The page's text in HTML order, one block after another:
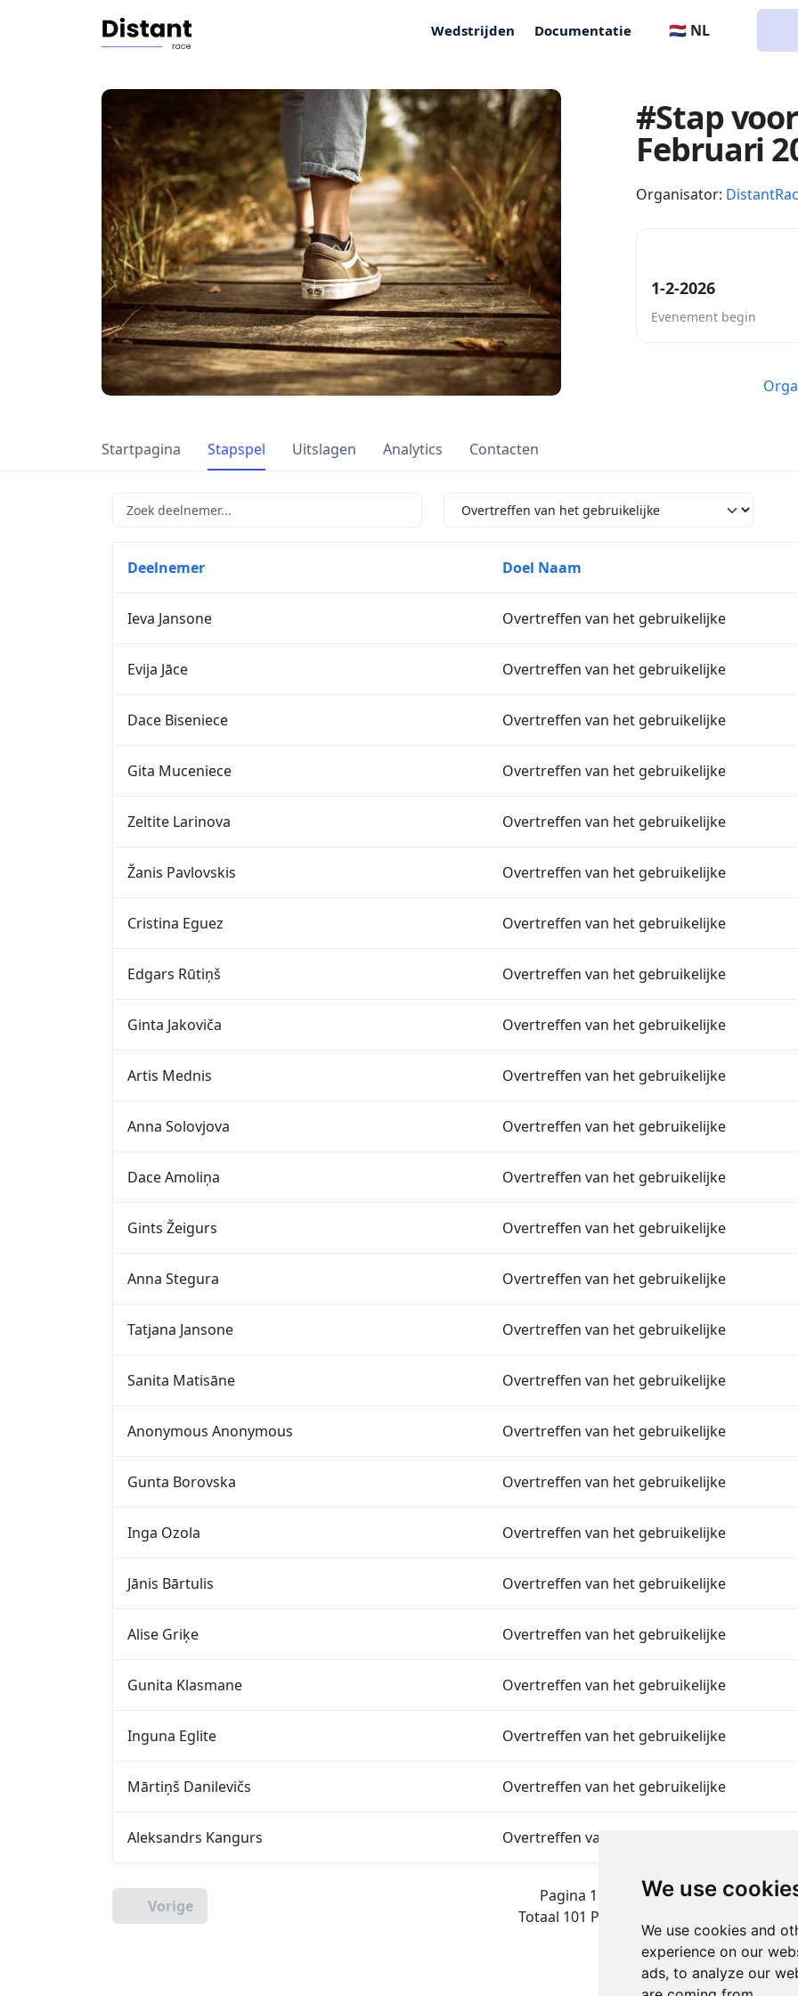
We use
We use cookies and
experience on our
ads, to analyze our
Wedstrijden Documentatie 🇳🇱 NL
#Stap
Februari
Organisator:
1-2-2026
Evenement begin
Startpagina Stapspel Uitslagen Analytics Contacten
Deelnemer Doel Naam
Ieva Jansone Overtreffen van het gebruikelijke
Evija Jāce Overtreffen van het gebruikelijke
Dace Biseniece Overtreffen van het gebruikelijke
Gita Muceniece Overtreffen van het gebruikelijke
Zeltite Larinova Overtreffen van het gebruikelijke
Žanis Pavlovskis Overtreffen van het gebruikelijke
Cristina Eguez Overtreffen van het gebruikelijke
Edgars Rūtiņš Overtreffen van het gebruikelijke
Ginta Jakoviča Overtreffen van het gebruikelijke
Artis Mednis Overtreffen van het gebruikelijke
Anna Solovjova Overtreffen van het gebruikelijke
Dace Amoliņa Overtreffen van het gebruikelijke
Gints Žeigurs Overtreffen van het gebruikelijke
Anna Stegura Overtreffen van het gebruikelijke
Tatjana Jansone Overtreffen van het gebruikelijke
Sanita Matisāne Overtreffen van het gebruikelijke
Anonymous Anonymous Overtreffen van het gebruikelijke
Gunta Borovska Overtreffen van het gebruikelijke
Inga Ozola Overtreffen van het gebruikelijke
Jānis Bārtulis Overtreffen van het gebruikelijke
Alise Griķe Overtreffen van het gebruikelijke
Gunita Klasmane Overtreffen van het gebruikelijke
Inguna Eglite Overtreffen van het gebruikelijke
Mārtiņš Danilevičs Overtreffen van het gebruikelijke
Aleksandrs Kangurs Overtreffen van het gebruikelijke
Vorige
Pagina 1 van 5
Totaal 101 Prestaties